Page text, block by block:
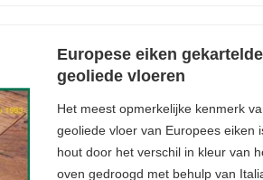
Europese eiken
geoliede vloeren
Het meest opmerkelijke kenmerk
geoliede vloer van Europees eiken
hout door het verschil in kleur van
oven gedroogd met behulp van